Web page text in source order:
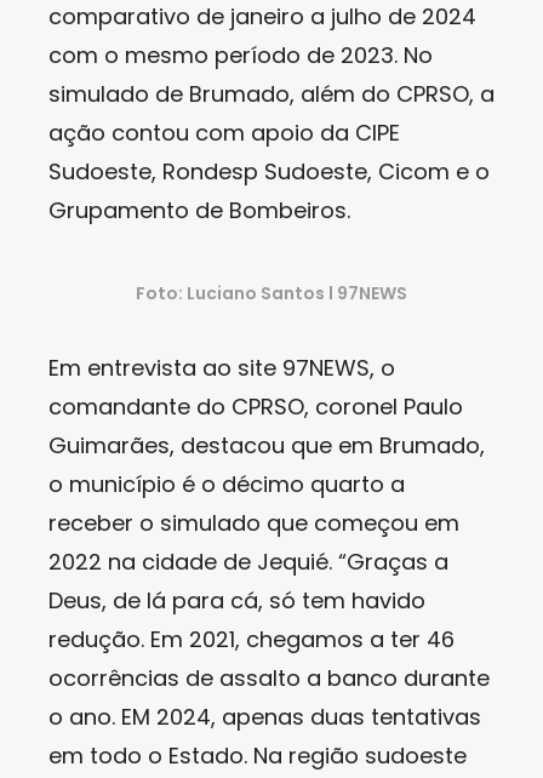
comparativo de janeiro a julho de 2024
com o mesmo período de 2023. No
simulado de Brumado, além do CPRSO, a
ação contou com apoio da CIPE
Sudoeste, Rondesp Sudoeste, Cicom e o
Grupamento de Bombeiros.
Foto: Luciano Santos l 97NEWS
Em entrevista ao site 97NEWS, o
comandante do CPRSO, coronel Paulo
Guimarães, destacou que em Brumado,
o município é o décimo quarto a
receber o simulado que começou em
2022 na cidade de Jequié. “Graças a
Deus, de lá para cá, só tem havido
redução. Em 2021, chegamos a ter 46
ocorrências de assalto a banco durante
o ano. EM 2024, apenas duas tentativas
em todo o Estado. Na região sudoeste